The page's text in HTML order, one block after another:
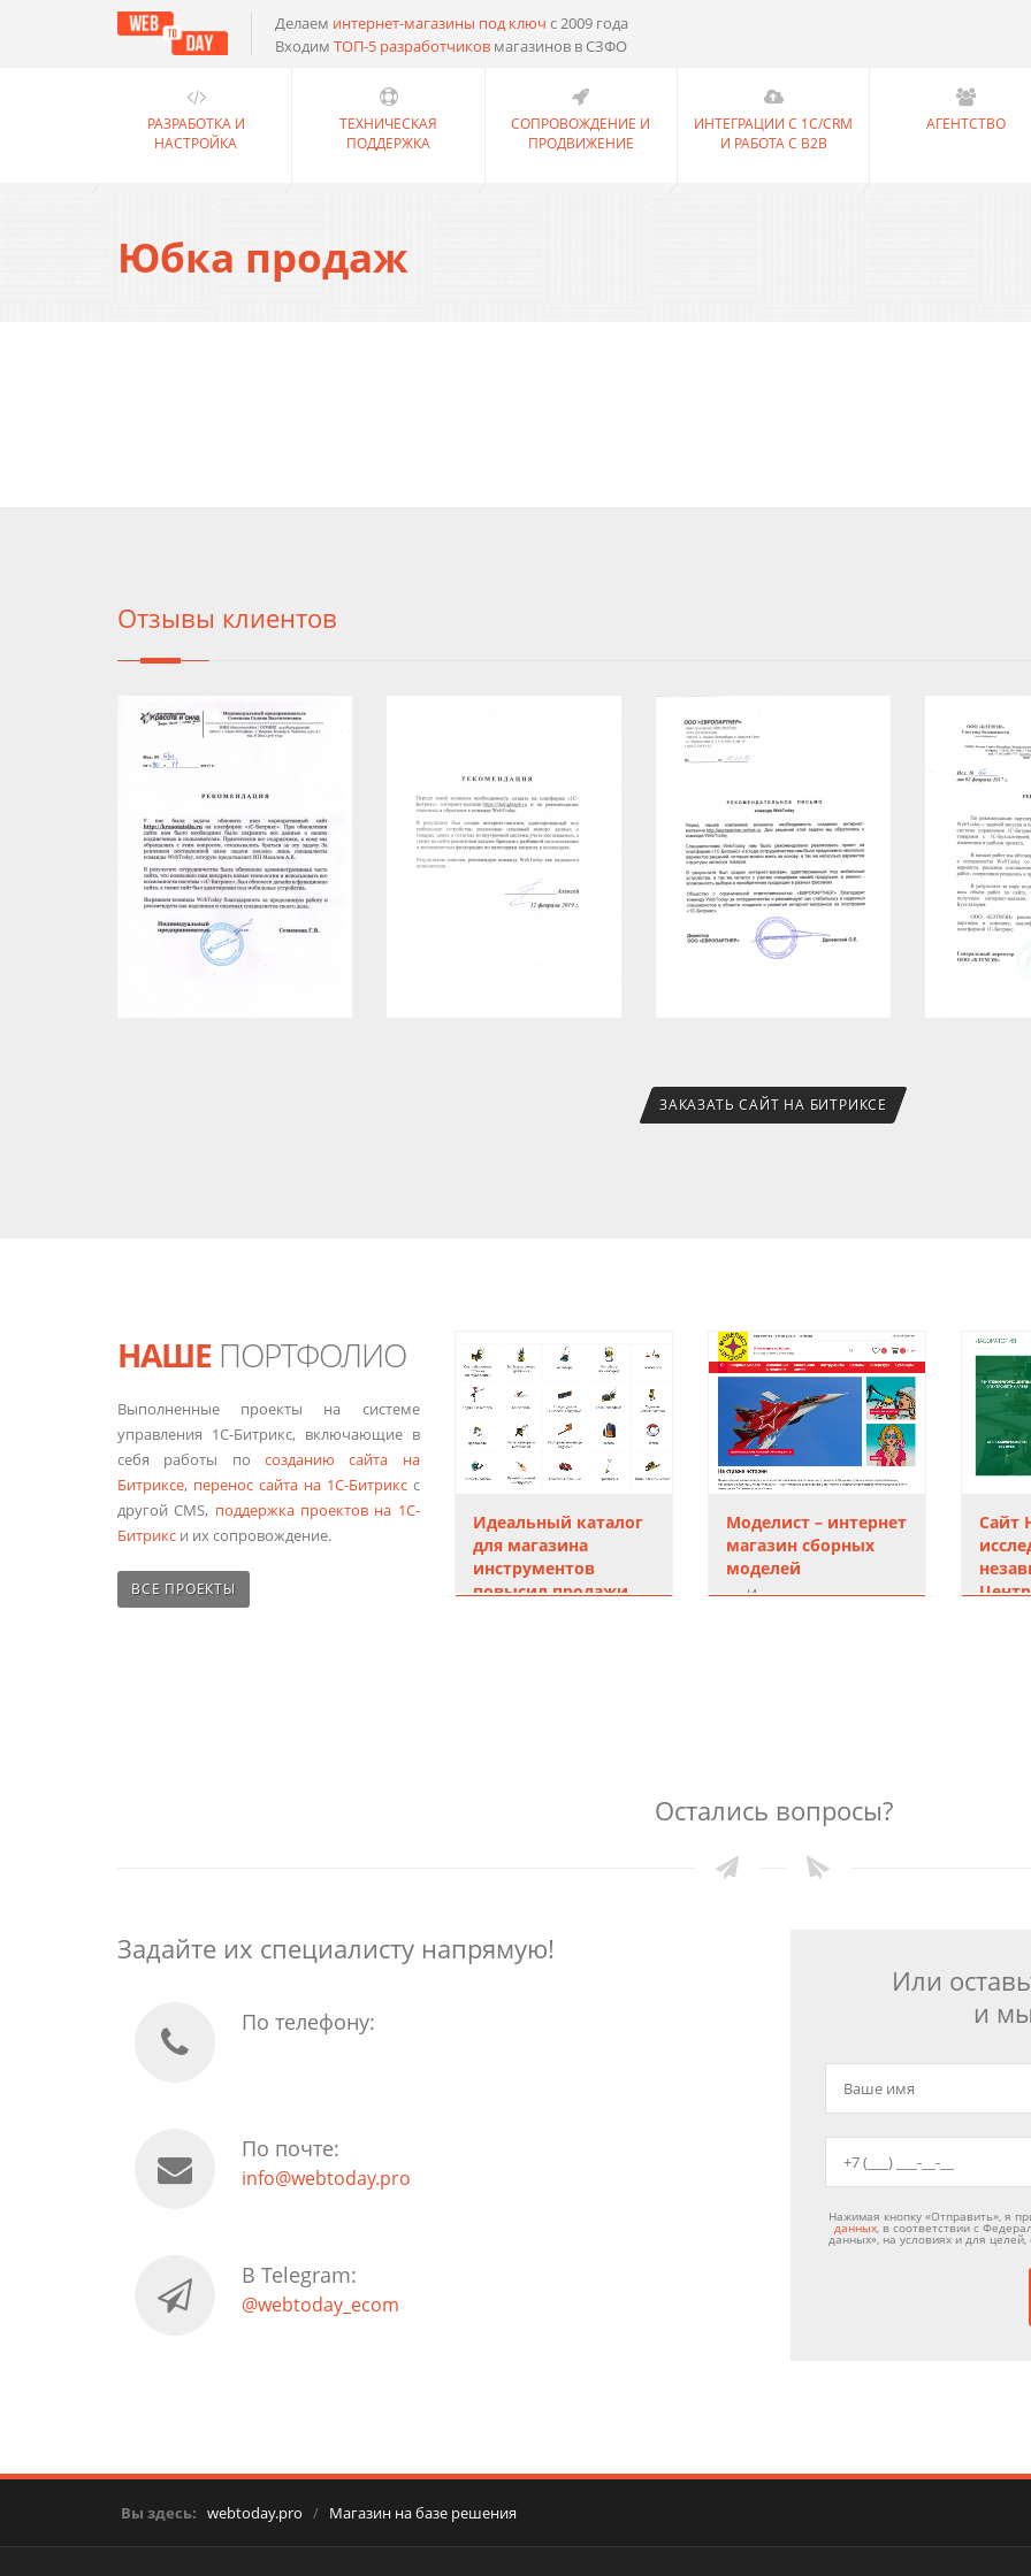
Делаем интернет-магазины под ключ с 2009 года
Входим ТОП-5 разработчиков магазинов в СЗФО
РАЗРАБОТКА И
НАСТРОЙКА
ТЕХНИЧЕСКАЯ
ПОДДЕРЖКА
СОПРОВОЖДЕНИЕ И
ПРОДВИЖЕНИЕ
ИНТЕГРАЦИИ С 1С/CRM
И РАБОТА С B2B
АГЕНТСТВО
Юбка продаж
Отзывы клиентов
ЗАКАЗАТЬ САЙТ НА БИТРИКСЕ
НАШЕ ПОРТФОЛИО
Выполненные проекты на системе
управления 1С-Битрикс, включающие в
себя работы по созданию сайта на
Битриксе, перенос сайта на 1С-Битриксс
другой CMS, поддержка проектов на 1С-
Битрикс и их сопровождение.
ВСЕ ПРОЕКТЫ
клиники «На
на Битрикс
Сайт гостиницы
«Араз Палас»
Идеальный каталог
для магазина
инструментов
повысил продажи
Моделист – интернет
магазин сборных
моделей
Интернет-магазины
Сайт
Остались вопросы?
Задайте их специалисту напрямую!
По телефону:
По почте:
info@webtoday.pro
В Telegram:
@webtoday_ecom
Или
и
Нажимая кнопку «Отправить», я
данных, в соответствии с
данных», на условиях и для
Вы здесь: webtoday.pro / Магазин на базе решения